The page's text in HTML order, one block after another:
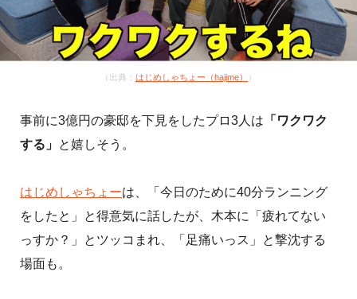
（出典： はじめしゃちょー（hajime） ）
事前に3億円の豪邸を下見をしたプロ3人は 「ワクワク
する」 と嬉しそう。
はじめしゃちょーは、「今日のために40分ランニング
をしたと」と得意気に話したが、木本に「疲れてない
っすか？」とツッコまれ、「足痛いっス」と撃沈する
場面も。